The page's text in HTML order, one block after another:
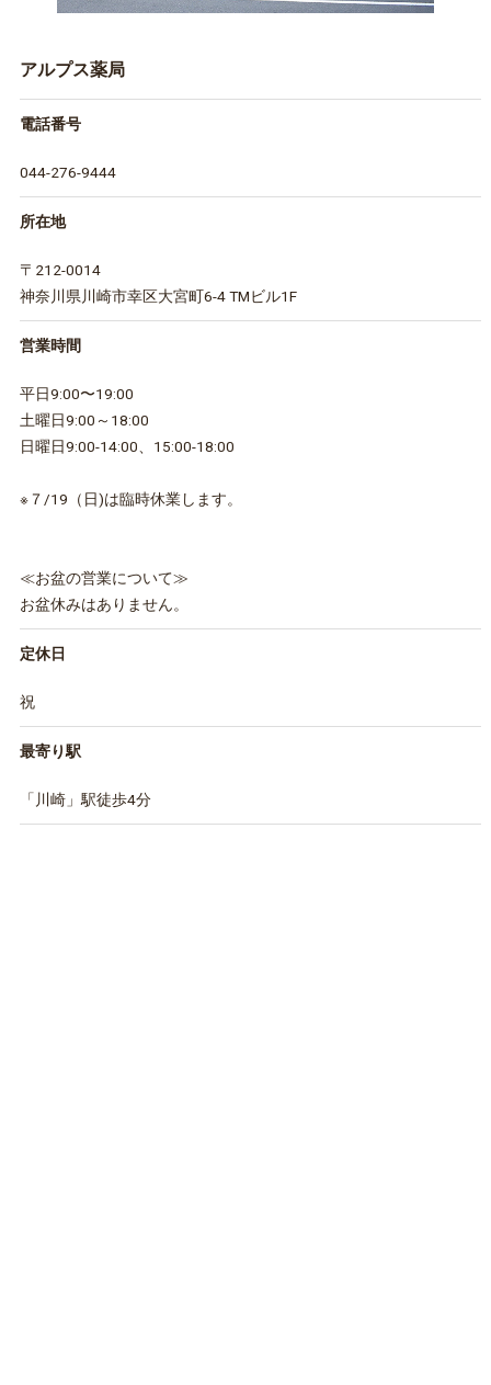
アルプス薬局
電話番号
044-276-9444
所在地
〒212-0014
神奈川県川崎市幸区大宮町6-4 TMビル1F
営業時間
平日9:00〜19:00
土曜日9:00～18:00
日曜日9:00-14:00、15:00-18:00
※７/19（日)は臨時休業します。
≪お盆の営業について≫
お盆休みはありません。
定休日
祝
最寄り駅
「川崎」駅徒歩4分